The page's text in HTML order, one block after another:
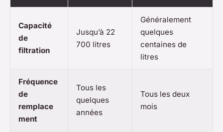
Capacité
de
filtration
Jusqu’à 22
700 litres
Généralement
quelques
centaines de
litres
Fréquence
de
remplace
ment
Tous les
quelques
années
Tous les deux
mois